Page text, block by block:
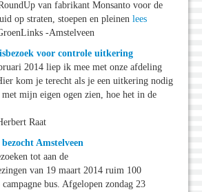
van fabrikant Monsanto voor de
op straten, stoepen en pleinen lees
-Amstelveen
voor controle uitkering
2014 liep ik mee met onze afdeling
kom je terecht als je een uitkering nodig
mijn eigen ogen zien, hoe het in de
Raat
Amstelveen
tot aan de
van 19 maart 2014 ruim 100
bus. Afgelopen zondag 23